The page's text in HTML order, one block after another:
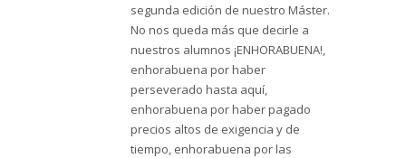
segunda edición de nuestro Máster.
No nos queda más que decirle a
nuestros alumnos ¡ENHORABUENA!,
enhorabuena por haber
perseverado hasta aquí,
enhorabuena por haber pagado
precios altos de exigencia y de
tiempo, enhorabuena por las